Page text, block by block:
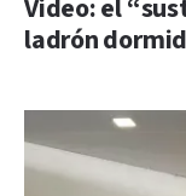
Video: el
ladrón